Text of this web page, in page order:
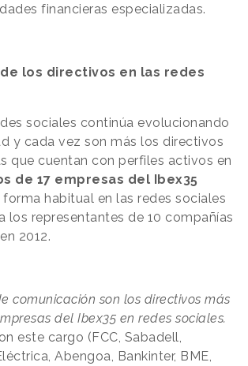
financieras especializadas.
los directivos en las redes
sociales continúa evolucionando
y cada vez son más los directivos
que cuentan con perfiles activos en
de 17 empresas del Ibex35
habitual en las redes sociales
los representantes de 10 compañías
2012.
comunicación son los directivos más
del Ibex35 en redes sociales.
este cargo (FCC, Sabadell,
Abengoa, Bankinter, BME,